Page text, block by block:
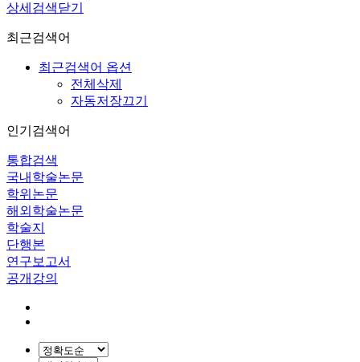
상세검색닫기
최근검색어
최근검색어 옵션
전체삭제
자동저장끄기
인기검색어
통합검색
국내학술논문
학위논문
해외학술논문
학술지
단행본
연구보고서
공개강의